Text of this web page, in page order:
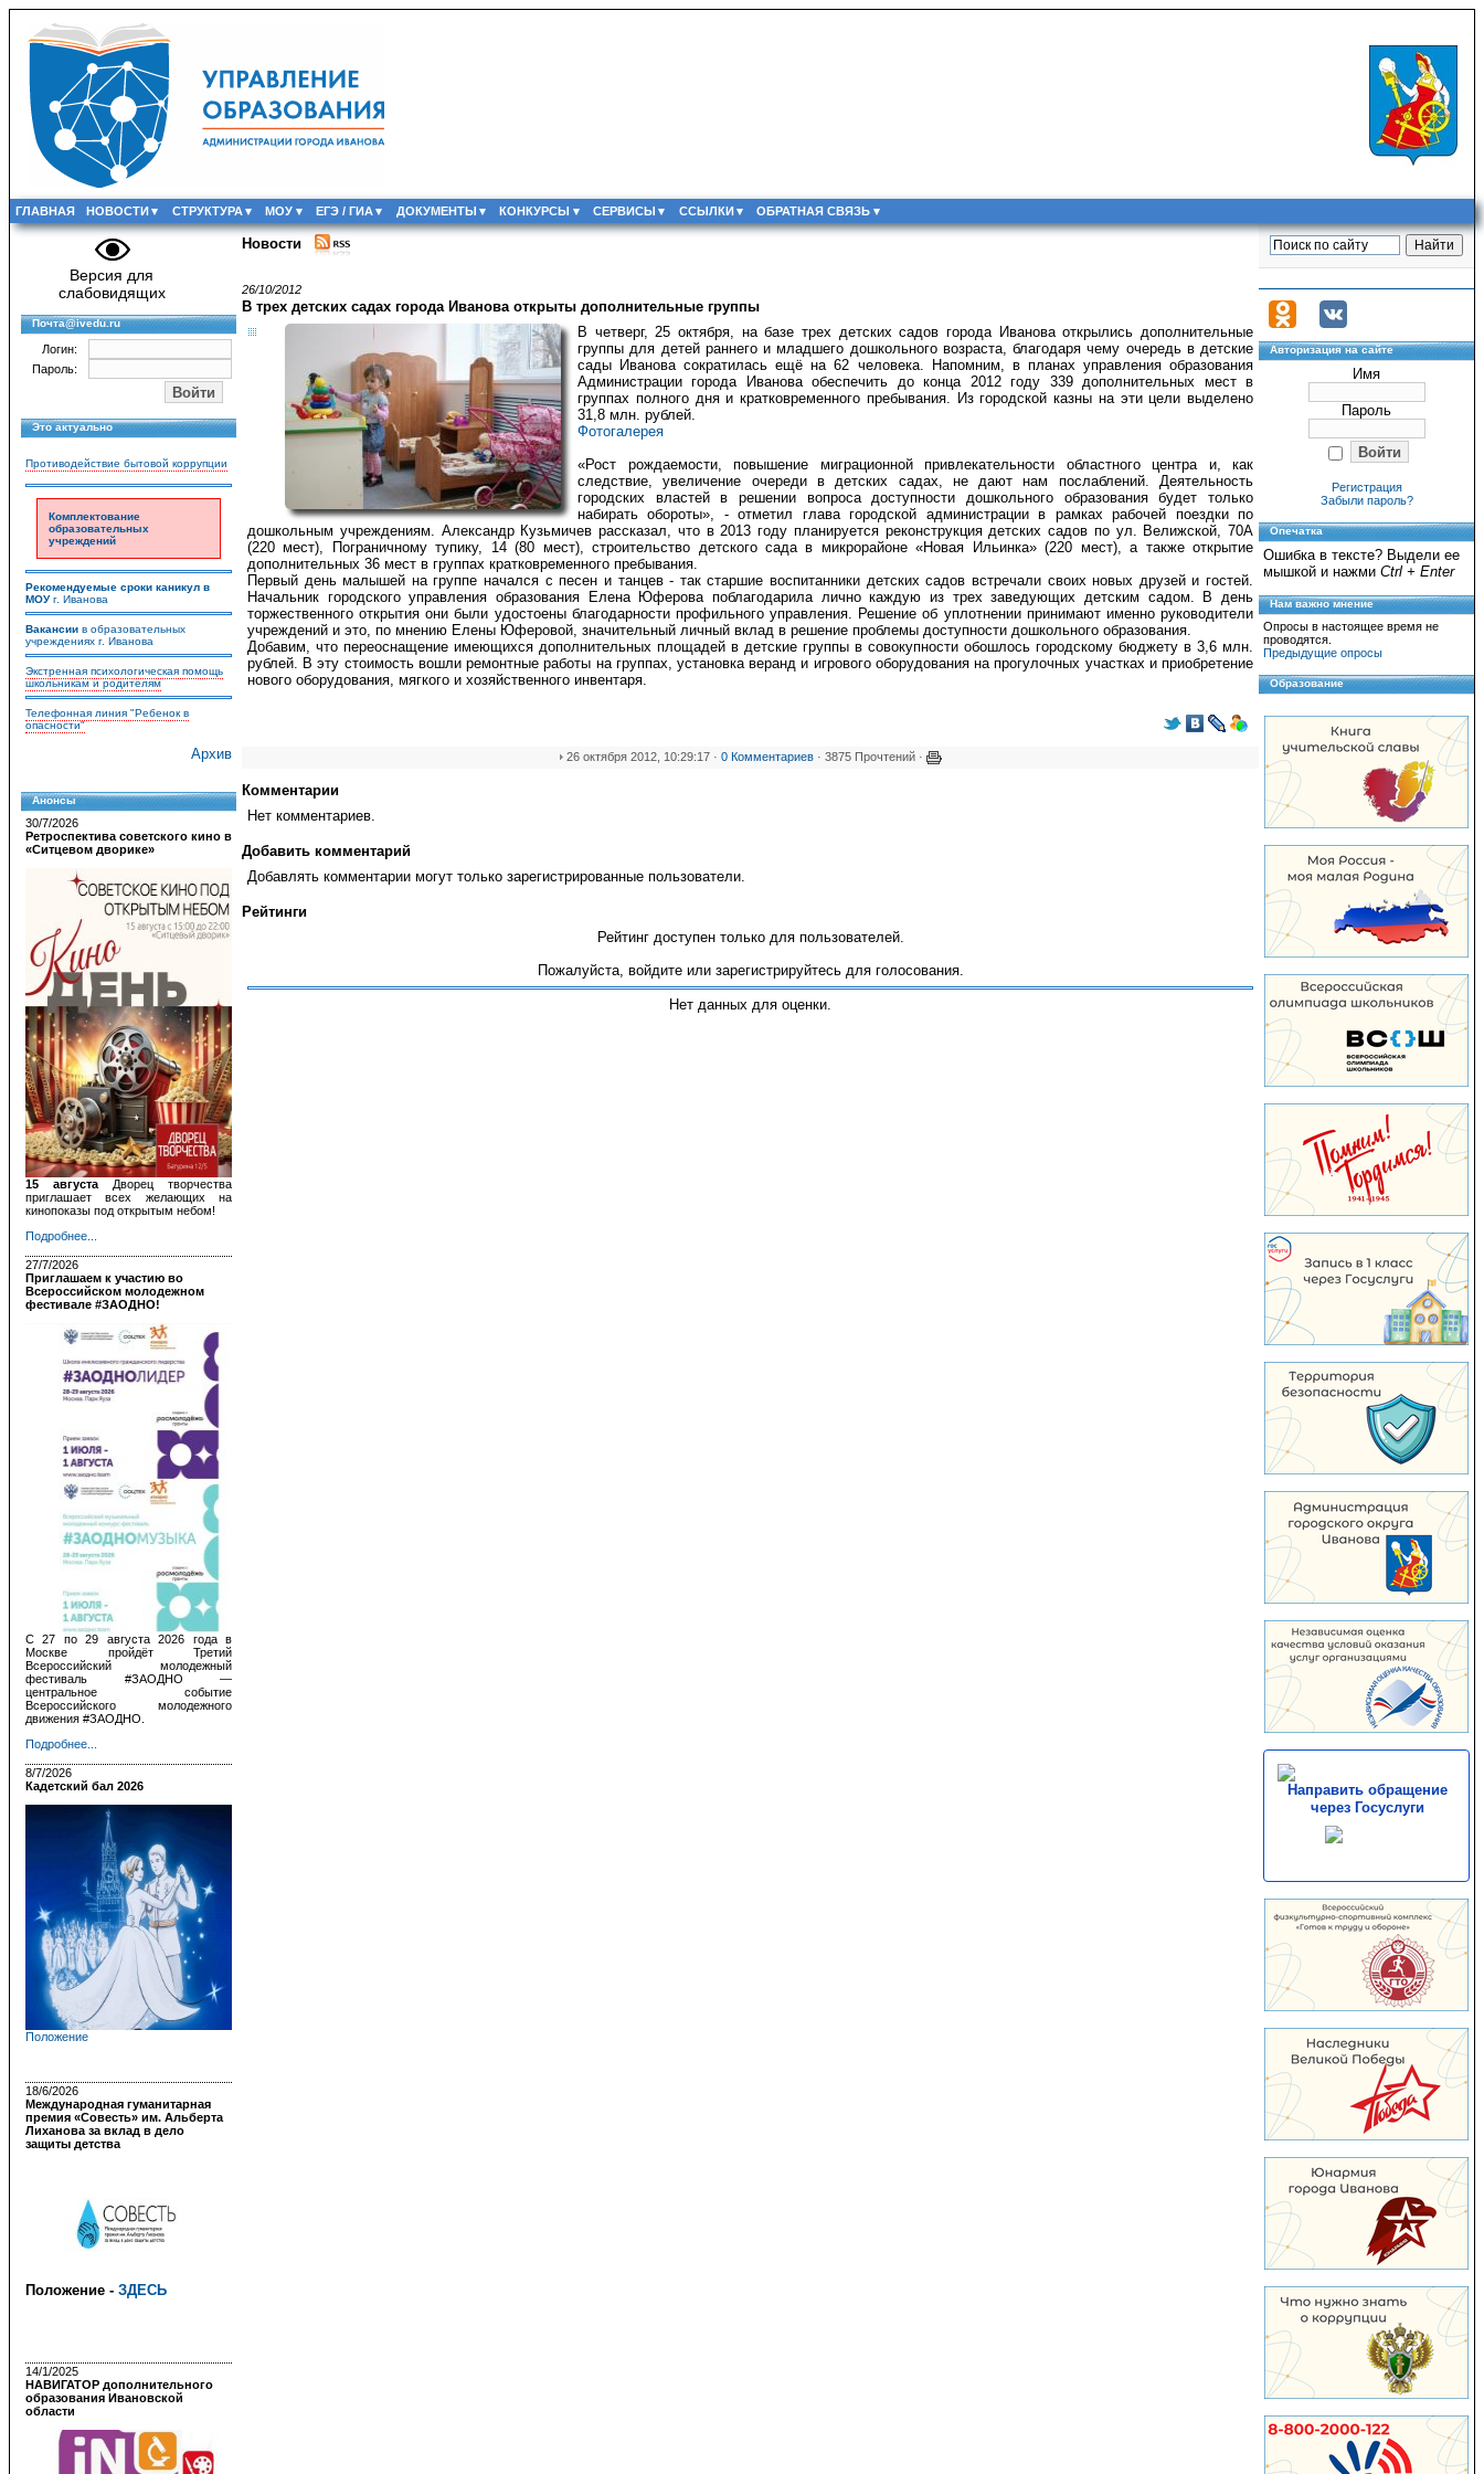
ГЛАВНАЯ НОВОСТИ СТРУКТУРА МОУ ЕГЭ / ГИА ДОКУМЕНТЫ КОНКУРСЫ СЕРВИСЫ ССЫЛКИ ОБРАТНАЯ СВЯЗЬ
Версия для
слабовидящих
Почта@ivedu.ru
Логин:
Пароль:
Это актуально
Противодействие бытовой коррупции
Комплектование
образовательных
учреждений
Рекомендуемые сроки каникул в
МОУг. Иванова
Вакансии в образовательных
учреждениях г. Иванова
Экстренная психологическая помощь
школьникам и родителям
Телефонная линия "Ребенок в
опасности"
Архив
Анонсы
30/7/2026
Ретроспектива советского кино в
«Ситцевом дворике»
15 августа
Дворец творчества
приглашает всех желающих на
кинопоказы под открытым небом!
Подробнее...
27/7/2026
Приглашаем к участию во
Всероссийском молодежном
фестивале #ЗАОДНО!
С 27 по 29 августа 2026 года в
Москве пройдёт Третий
Всероссийский молодежный
фестиваль #ЗАОДНО —
центральное событие
Всероссийского молодежного
движения #ЗАОДНО.
Подробнее...
8/7/2026
Кадетский бал 2026
Положение
18/6/2026
Международная гуманитарная
премия «Совесть» им. Альберта
Лиханова за вклад в дело
защиты детства
Положение - ЗДЕСЬ
14/1/2025
НАВИГАТОР дополнительного
образования Ивановской
области
Новости
26/10/2012
В трех детских садах города Иванова открыты дополнительные группы
В четверг, 25 октября, на базе трех детских садов города Иванова открылись дополнительные
группы для детей раннего и младшего дошкольного возраста, благодаря чему очередь в детские
сады Иванова сократилась ещё на 62 человека. Напомним, в планах управления образования
Администрации города Иванова обеспечить до конца 2012 году 339 дополнительных мест в
группах полного дня и кратковременного пребывания. Из городской казны на эти цели выделено
31,8 млн. рублей.
Фотогалерея
«Рост рождаемости, повышение миграционной привлекательности областного центра и, как
следствие, увеличение очереди в детских садах, не дают нам послаблений. Деятельность
городских властей в решении вопроса доступности дошкольного образования будет только
набирать обороты», - отметил глава городской администрации в рамках рабочей поездки по
дошкольным учреждениям. Александр Кузьмичев рассказал, что в 2013 году планируется реконструкция детских садов по ул. Велижской, 70А
(220 мест), Пограничному тупику, 14 (80 мест), строительство детского сада в микрорайоне «Новая Ильинка» (220 мест), а также открытие
дополнительных 36 мест в группах кратковременного пребывания.
Первый день малышей на группе начался с песен и танцев - так старшие воспитанники детских садов встречали своих новых друзей и гостей.
Начальник городского управления образования Елена Юферова поблагодарила лично каждую из трех заведующих детским садом. В день
торжественного открытия они были удостоены благодарности профильного управления. Решение об уплотнении принимают именно руководители
учреждений и это, по мнению Елены Юферовой, значительный личный вклад в решение проблемы доступности дошкольного образования.
Добавим, что переоснащение имеющихся дополнительных площадей в детские группы в совокупности обошлось городскому бюджету в 3,6 млн.
рублей. В эту стоимость вошли ремонтные работы на группах, установка веранд и игрового оборудования на прогулочных участках и приобретение
нового оборудования, мягкого и хозяйственного инвентаря.
26 октября 2012, 10:29:17 · 0 Комментариев · 3875 Прочтений ·
Комментарии
Нет комментариев.
Добавить комментарий
Добавлять комментарии могут только зарегистрированные пользователи.
Рейтинги
Рейтинг доступен только для пользователей.
Пожалуйста, войдите или зарегистрируйтесь для голосования.
Нет данных для оценки.
Авторизация на сайте
Имя
Пароль
Регистрация
Забыли пароль?
Опечатка
Ошибка в тексте? Выдели ее
мышкой и нажми Ctrl + Enter
Нам важно мнение
Опросы в настоящее время не
проводятся.
Предыдущие опросы
Образование
Направить обращение
через Госуслуги